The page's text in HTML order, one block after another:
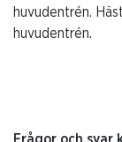
huvudentrén.
huvudentrén.